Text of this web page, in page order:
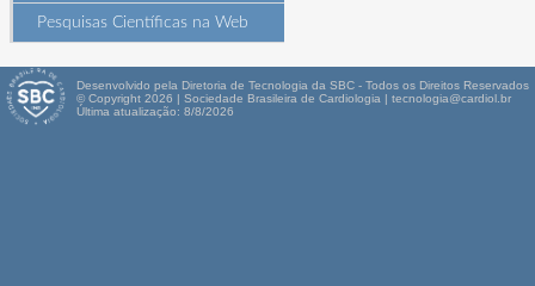
Pesquisas Científicas na Web
Desenvolvido pela Diretoria de Tecnologia da SBC - Todos os Direitos Reservados
© Copyright 2026 | Sociedade Brasileira de Cardiologia | tecnologia@cardiol.br
Última atualização: 8/8/2026